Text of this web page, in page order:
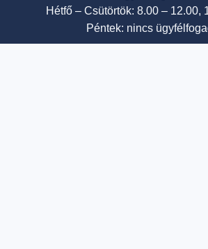
Hétfő – Csütörtök: 8.00 – 12.00,
Péntek: nincs